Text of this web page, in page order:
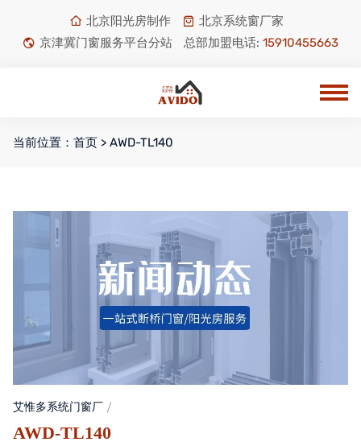
北京阳光房制作
北京系统窗厂家
京津冀门窗服务平台分站
总部加盟电话: 15910455663
当前位置： 首页 > AWD-TL140
艾惟多系统门窗厂
AWD-TL140